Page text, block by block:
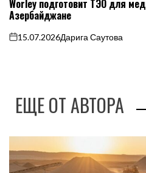
Worley подготовит ТЭО для
Азербайджане
on
15.07.2026Дарига Саутова
ЕЩЕ ОТ АВТОРА